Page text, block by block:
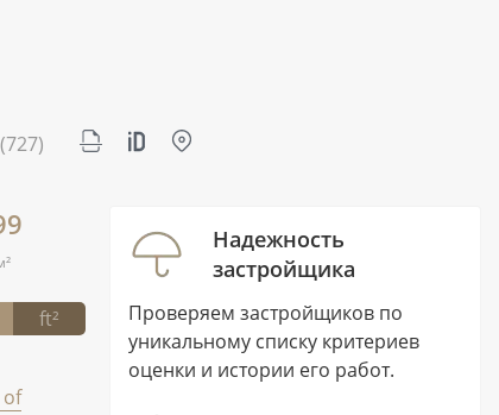
(727)
ft²
of
Надежность
застройщика
Проверяем застройщиков по
уникальному списку критериев
оценки и истории его работ.